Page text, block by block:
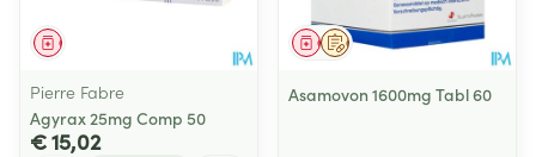
Geneesmiddel
Pierre Fabre
Agyrax 25mg Comp 50
€ 15,02
Op voorschrift
Geneesmiddel
Asamovon 1600mg Tabl 60